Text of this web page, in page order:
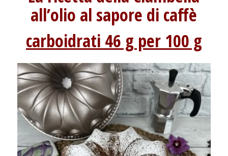
all’olio al sapore di caffè
carboidrati 46 g per 100 g